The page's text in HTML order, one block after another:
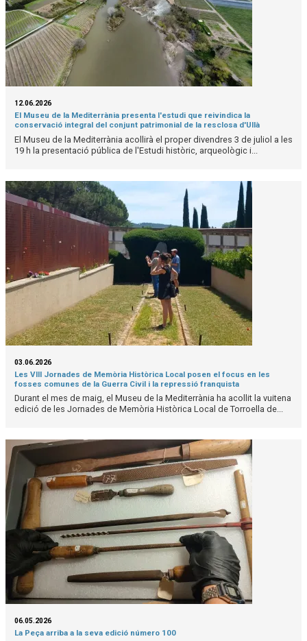
12.06.2026
El Museu de la Mediterrània presenta l'estudi que reivindica la
conservació integral del conjunt patrimonial de la resclosa d'Ullà
El Museu de la Mediterrània acollirà el proper divendres 3 de juliol a les
19 h la presentació pública de l'Estudi històric, arqueològic i...
03.06.2026
Les VIII Jornades de Memòria Històrica Local posen el focus en les
fosses comunes de la Guerra Civil i la repressió franquista
Durant el mes de maig, el Museu de la Mediterrània ha acollit la vuitena
edició de les Jornades de Memòria Històrica Local de Torroella de...
06.05.2026
La Peça arriba a la seva edició número 100